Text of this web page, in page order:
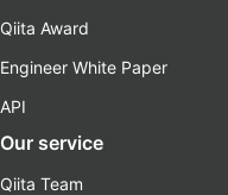
Qiita Award
Engineer White Paper
API
Our service
Qiita Team